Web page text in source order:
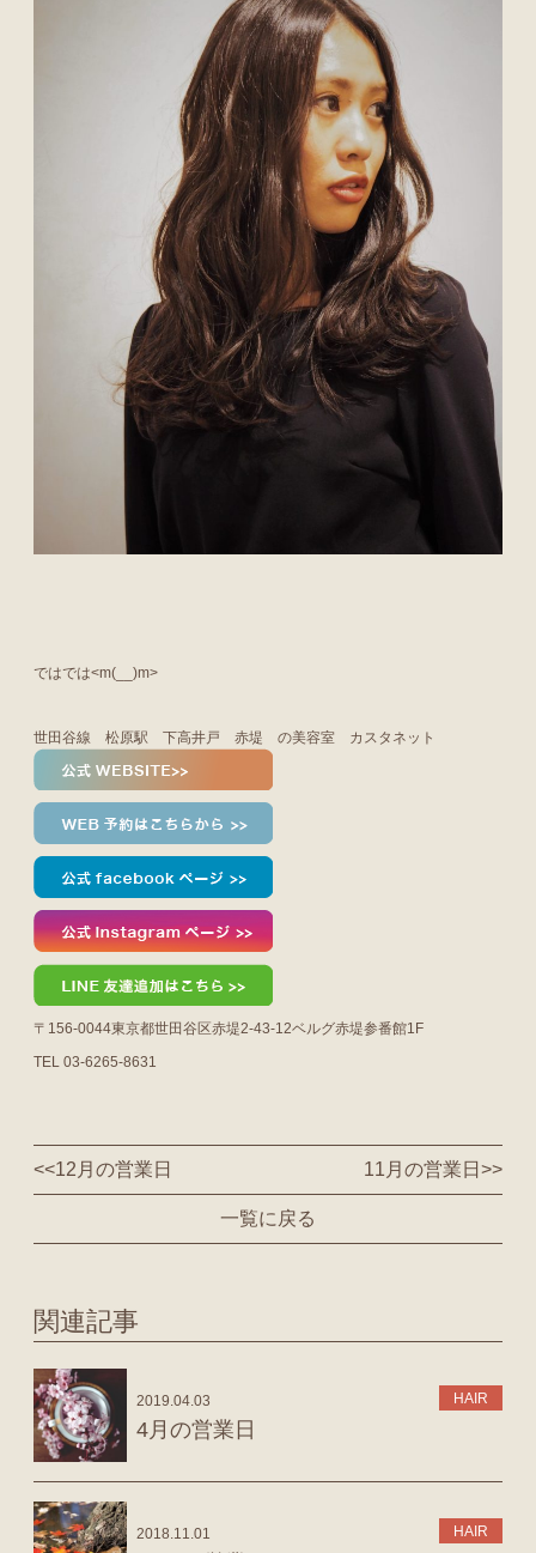
ではでは<m(__)m>
世田谷線 松原駅 下高井戸 赤堤 の美容室 カスタネット
〒156-0044東京都世田谷区赤堤2-43-12ベルグ赤堤参番館1F
TEL 03-6265-8631
<<12月の営業日 11月の営業日 >>
一覧に戻る
関連記事
2019.04.03 HAIR
4月の営業日
2018.11.01 HAIR